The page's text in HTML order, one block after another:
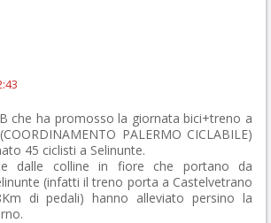
che ha promosso la giornata bici+treno a
PALERMO CICLABILE)
45 ciclisti a Selinunte.
dalle colline in fiore che portano da
(infatti il treno porta a Castelvetrano
di pedali) hanno alleviato persino la